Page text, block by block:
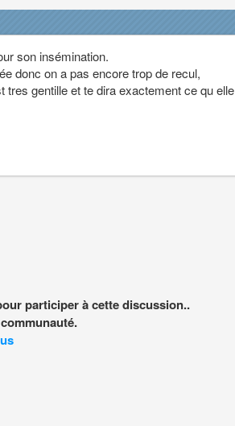
son insémination.
donc on a pas encore trop de recul,
tres gentille et te dira exactement ce qu elle
participer à cette discussion..